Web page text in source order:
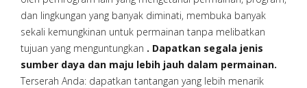
dan lingkungan yang banyak diminati, membuka banyak
sekali kemungkinan untuk permainan tanpa melibatkan
tujuan yang menguntungkan . Dapatkan segala jenis
sumber daya dan maju lebih jauh dalam permainan.
Terserah Anda: dapatkan tantangan yang lebih menarik